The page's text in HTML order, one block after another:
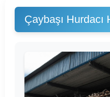
Çaybaşı Hurdacı